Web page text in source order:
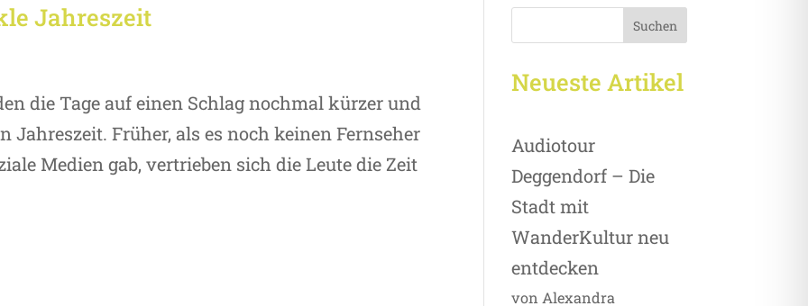
Jahreszeit
die Tage auf einen Schlag nochmal kürzer und
Früher, als es noch keinen Fernseher
Medien gab, vertrieben sich die Leute die Zeit
Suchen
Neueste Artikel
Audiotour
Deggendorf – Die
Stadt mit
WanderKultur neu
entdecken
von Alexandra